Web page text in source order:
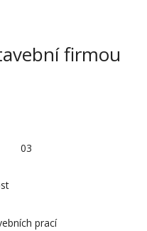
firmou
03
prací